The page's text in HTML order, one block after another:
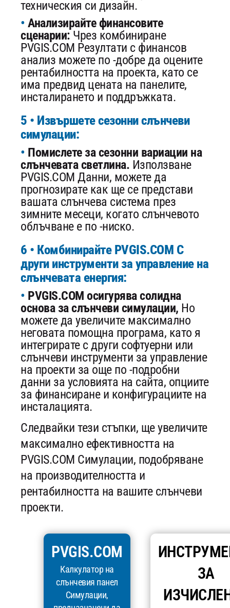
техническия си дизайн.
Анализирайте финансовите
сценарии: Чрез комбиниране
PVGIS.COM Резултати с финансов
анализ можете по -добре да оцените
рентабилността на проекта, като се
има предвид цената на панелите,
инсталирането и поддръжката.
5 • Извършете сезонни слънчеви
симулации:
Помислете за сезонни вариации на
слънчевата светлина. Използване
PVGIS.COM Данни, можете да
прогнозирате как ще се представи
вашата слънчева система през
зимните месеци, когато слънчевото
облъчване е по -ниско.
6 • Комбинирайте PVGIS.COM С
други инструменти за управление на
слънчевата енергия:
PVGIS.COM осигурява солидна
основа за слънчеви симулации, Но
можете да увеличите максимално
неговата помощна програма, като я
интегрирате с други софтуерни или
слънчеви инструменти за управление
на проекти за още по -подробни
данни за условията на сайта, опциите
за финансиране и конфигурациите на
инсталацията.
Следвайки тези стъпки, ще увеличите
максимално ефективността на
PVGIS.COM Симулации, подобряване
на производителността и
рентабилността на вашите слънчеви
проекти.
PVGIS.COM
Калкулатор на
слънчевия панел
Симулации,
ЗА